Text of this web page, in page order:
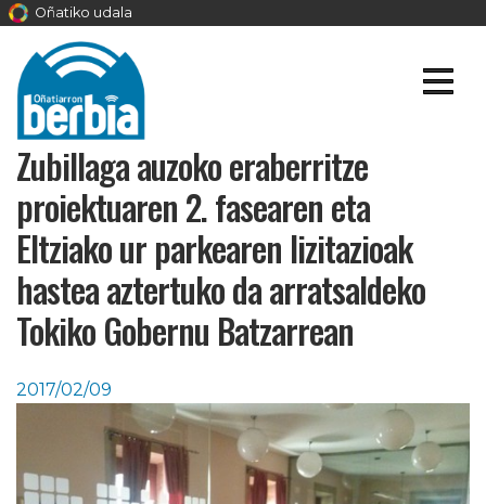
Oñatiko udala
Zubillaga auzoko eraberritze
proiektuaren 2. fasearen eta
Eltziako ur parkearen lizitazioak
hastea aztertuko da arratsaldeko
Tokiko Gobernu Batzarrean
2017/02/09